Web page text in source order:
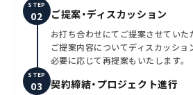
STEP
ご提案・ディスカッション
お打ち合わせにてご提案させていた
ご提案内容についてディスカッショ
必要に応じて再提案もいたします。
STEP
契約締結・プロジェクト進行